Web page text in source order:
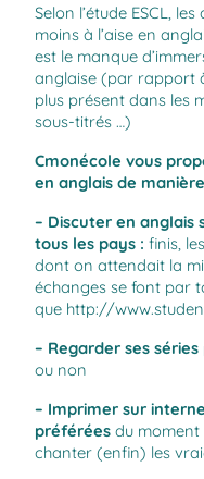
Selon l’étude ESCL,
moins à l’aise en
est le manque
anglaise (par rapport
plus présent dans les
sous-titrés …)
Cmonécole vous
en anglais de
– Discuter en anglais
tous les pays : finis,
dont on attendait la
échanges se font par
que http://
– Regarder ses
ou non
– Imprimer sur
préférées du moment
chanter (enfin) les